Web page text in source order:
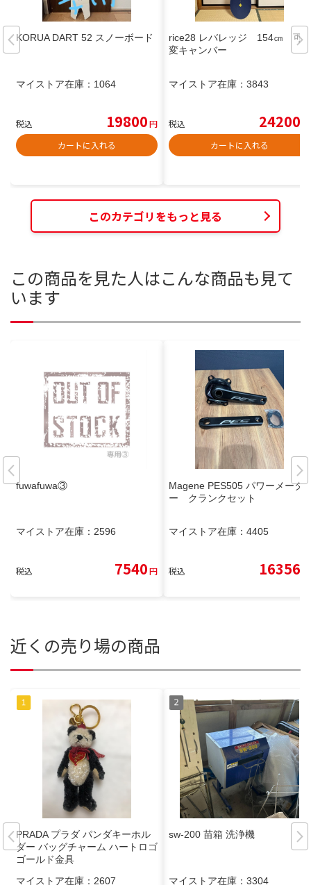
KORUA DART 52 スノーボード
マイストア在庫： 1064
税込 19800円
カートに入れる
rice28 レバレッジ 154㎝ 可
変キャンバー
マイストア在庫： 3843
税込 24200
カートに入れる
このカテゴリをもっと見る
この商品を見た人はこんな商品も見て
います
fuwafuwa③
マイストア在庫： 2596
税込 7540円
Magene PES505 パワーメータ
ー クランクセット
マイストア在庫： 4405
税込 16356
近くの売り場の商品
PRADA プラダ パンダキーホル
ダー バッグチャーム ハートロゴ
ゴールド金具
マイストア在庫： 2607
sw-200 苗箱 洗浄機
マイストア在庫： 3304